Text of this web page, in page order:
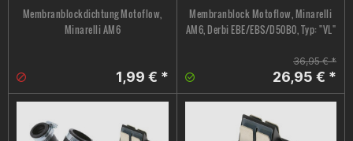
Membranblockdichtung Motoflow,
Minarelli AM6
1,99 € *
Membranblock Motoflow, Minarelli
AM6, Derbi EBE/EBS/D50B0, Typ: "VL"
36,95 € *
26,95 € *